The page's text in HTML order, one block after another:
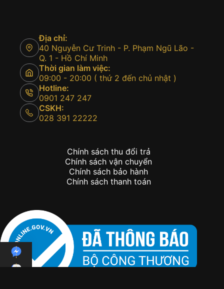
Địa chỉ:
40 Nguyễn Cư Trinh - P. Phạm Ngũ Lão -
Q. 1 - Hồ Chí Minh
Thời gian làm việc:
09:00 - 20:00 ( thứ 2 đến chủ nhật )
Hotline:
0901 247 247
CSKH:
028 391 22222
Chính sách thu đổi trả
Chính sách vận chuyển
Chính sách bảo hành
Chính sách thanh toán